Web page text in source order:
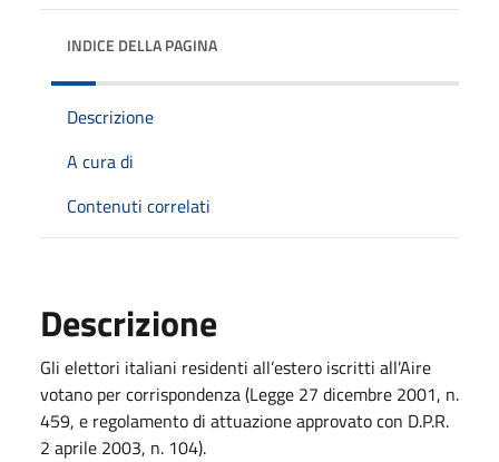
INDICE DELLA PAGINA
Descrizione
A cura di
Contenuti correlati
Descrizione
Gli elettori italiani residenti all’estero iscritti all'Aire
votano per corrispondenza (Legge 27 dicembre 2001, n.
459, e regolamento di attuazione approvato con D.P.R.
2 aprile 2003, n. 104).